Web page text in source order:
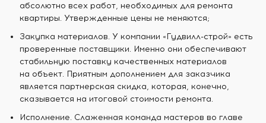
абсолютно всех работ, необходимых для ремонта
квартиры. Утвержденные цены не меняются;
Закупка материалов. У компании «Гудвилл-строй» есть
проверенные поставщики. Именно они обеспечивают
стабильную поставку качественных материалов
на объект. Приятным дополнением для заказчика
является партнерская скидка, которая, конечно,
сказывается на итоговой стоимости ремонта.
Исполнение. Слаженная команда мастеров во главе